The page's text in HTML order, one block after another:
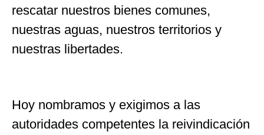
rescatar nuestros bienes comunes,
nuestras aguas, nuestros territorios y
nuestras libertades.
Hoy nombramos y exigimos a las
autoridades competentes la reivindicación